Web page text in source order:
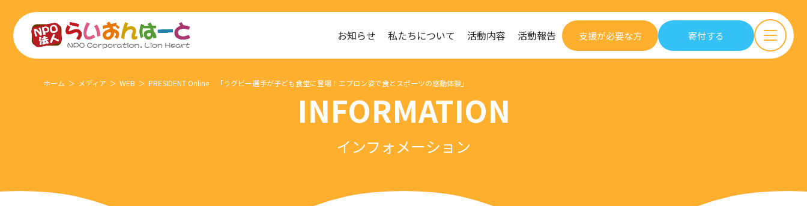
お知らせ 私たちについて 活動内容 活動報告 支援が必要な方 寄付する
ホーム メディア WEB PRESIDENT Online 「ラグビー選手が子ども食堂に登場！エプロン姿で食とスポーツの感動体験」
INFORMATION
インフォメーション